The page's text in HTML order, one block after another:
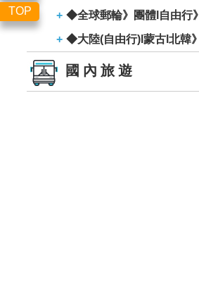
TOP
◆全球郵輪》團體l自由行》
◆大陸(自由行)l蒙古l北韓》
國內旅遊